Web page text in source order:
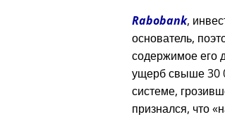
Rabobank,
основатель,
содержимое его
ущерб свыше 30
системе,
признался, что